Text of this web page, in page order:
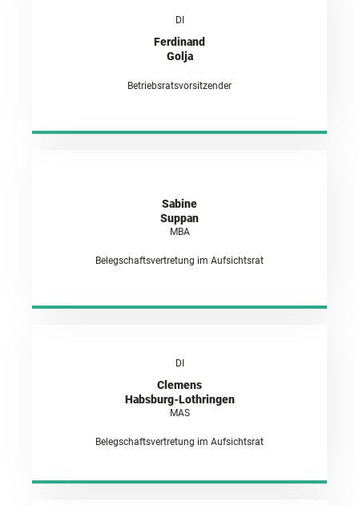
DI
Ferdinand
Golja
Betriebsratsvorsitzender
Sabine
Suppan
MBA
Belegschaftsvertretung im Aufsichtsrat
DI
Clemens
Habsburg-Lothringen
MAS
Belegschaftsvertretung im Aufsichtsrat